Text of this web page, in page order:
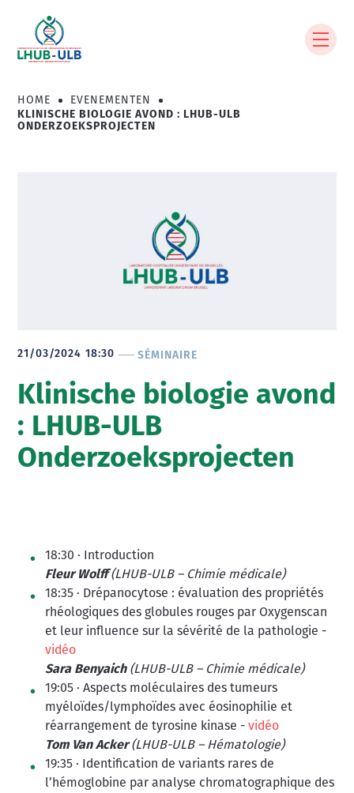
naar
gaanKruimelpad
HOME
EVENEMENTEN
KLINISCHE BIOLOGIE AVOND : LHUB-ULB
ONDERZOEKSPROJECTEN
21/03/2024 18:30 SÉMINAIRE
Klinische biologie avond
: LHUB-ULB
Onderzoeksprojecten
18:30 · Introduction
Fleur Wolff(LHUB-ULB – Chimie médicale)
18:35 · Drépanocytose : évaluation des propriétés
rhéologiques des globules rouges par Oxygenscan
et leur influence sur la sévérité de la pathologie -
vidéo
Sara Benyaich(LHUB-ULB – Chimie médicale)
19:05 · Aspects moléculaires des tumeurs
myéloïdes/lymphoïdes avec éosinophilie et
réarrangement de tyrosine kinase -vidéo
Tom Van Acker(LHUB-ULB – Hématologie)
19:35 · Identification de variants rares de
l’hémoglobine par analyse chromatographique des